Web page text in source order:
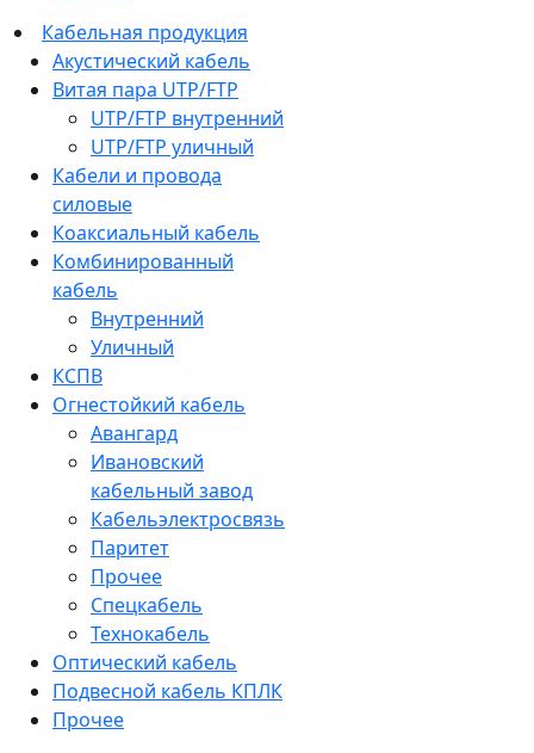
Кабельная продукция
Акустический кабель
Витая пара UTP/FTP
UTP/FTP внутренний
UTP/FTP уличный
Кабели и провода
силовые
Коаксиальный кабель
Комбинированный
кабель
Внутренний
Уличный
КСПВ
Огнестойкий кабель
Авангард
Ивановский
кабельный завод
Кабельэлектросвязь
Паритет
Прочее
Спецкабель
Технокабель
Оптический кабель
Подвесной кабель КПЛК
Прочее